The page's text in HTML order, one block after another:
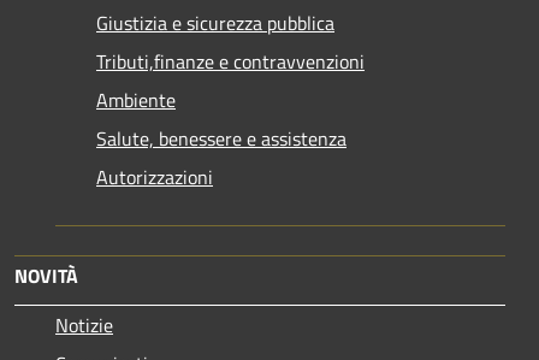
Giustizia e sicurezza pubblica
Tributi,finanze e contravvenzioni
Ambiente
Salute, benessere e assistenza
Autorizzazioni
NOVITÀ
Notizie